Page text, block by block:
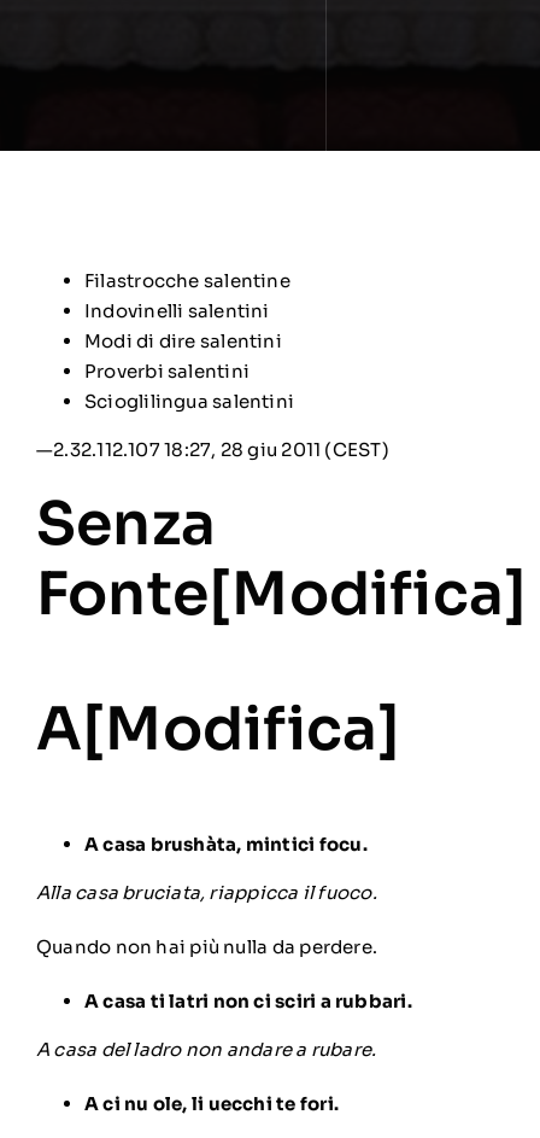
Filastrocche salentine
Indovinelli salentini
Modi di dire salentini
Proverbi salentini
Scioglilingua salentini
—2.32.112.107 18:27, 28 giu 2011 (CEST)
Senza
Fonte[Modifica]
A[Modifica]
A casa brushàta, mintici focu.
Alla casa bruciata, riappicca il fuoco.
Quando non hai più nulla da perdere.
A casa ti latri non ci sciri a rubbari.
A casa del ladro non andare a rubare.
A ci nu ole, li uecchi te fori.